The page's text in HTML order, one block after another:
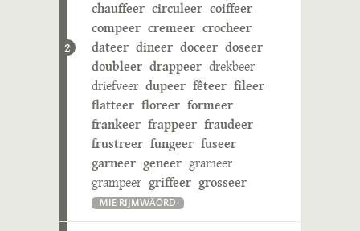
2
chauffeer circuleer coiffeer
compeer cremeer crocheer
dateer dineer doceer doseer
doubleer drappeer drekbeer
driefveer dupeer fêteer fileer
flatteer floreer formeer
frankeer frappeer fraudeer
frustreer fungeer fuseer
garneer geneer grameer
grampeer griffeer grosseer
MIE RIJMWÄÖRD